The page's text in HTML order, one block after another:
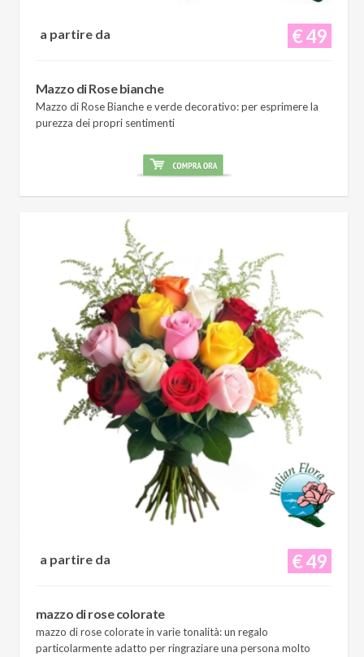
€ 49
a partire da
Mazzo di Rose bianche
Mazzo di Rose Bianche e verde decorativo: per esprimere la
purezza dei propri sentimenti
€ 49
a partire da
mazzo di rose colorate
mazzo di rose colorate in varie tonalità: un regalo
particolarmente adatto per ringraziare una persona molto